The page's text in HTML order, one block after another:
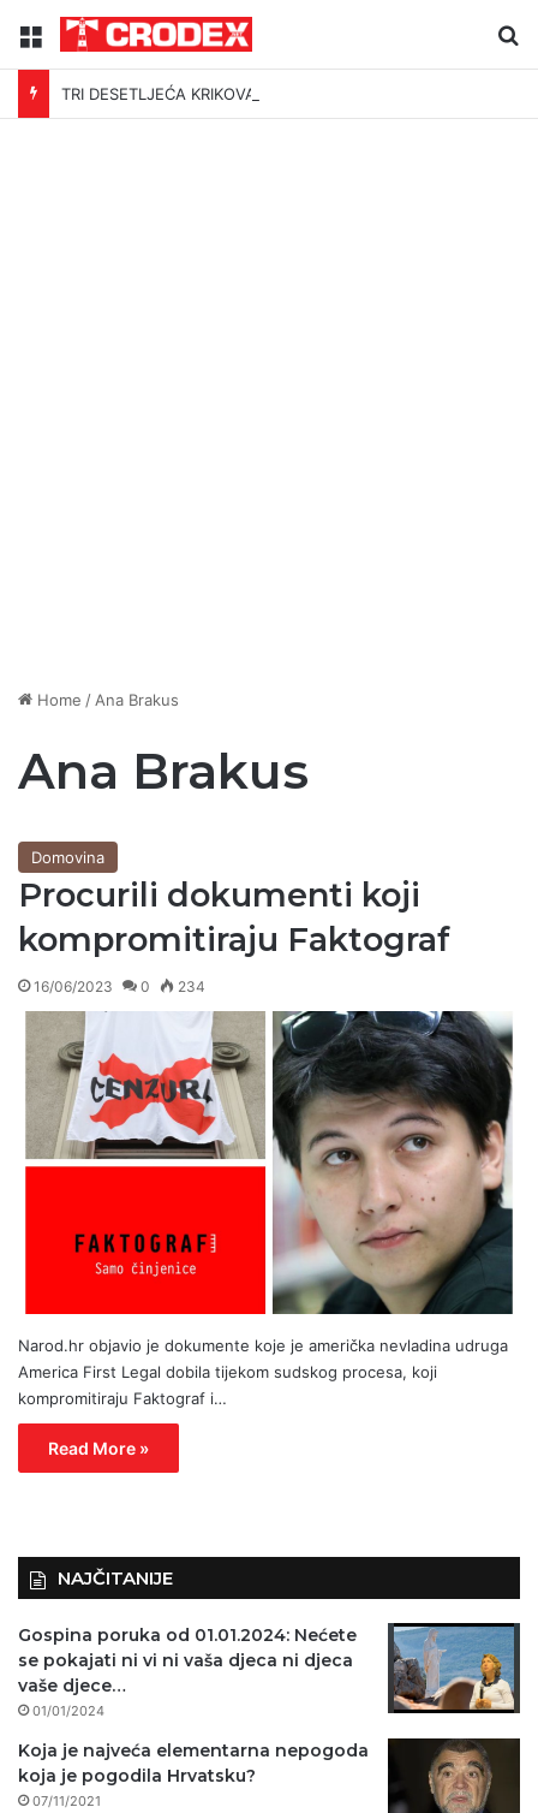
Menu
TRI DESETLJEĆA KRIKOVA OČAJNIKA
Home / Ana Brakus
Ana Brakus
Domovina
Procurili dokumenti koji
kompromitiraju Faktograf
16/06/2023 0 234
Narod.hr objavio je dokumente koje je američka nevladina udruga
America First Legal dobila tijekom sudskog procesa, koji
kompromitiraju Faktograf i…
Read More »
NAJČITANIJE
Gospina poruka od 01.01.2024: Nećete
se pokajati ni vi ni vaša djeca ni djeca
vaše djece…
01/01/2024
Koja je najveća elementarna nepogoda
koja je pogodila Hrvatsku?
07/11/2021